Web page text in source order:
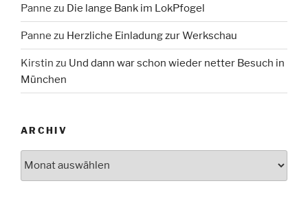
Panne zu Die lange Bank im LokPfogel
Panne zu Herzliche Einladung zur Werkschau
Kirstin zu Und dann war schon wieder netter Besuch in
München
ARCHIV